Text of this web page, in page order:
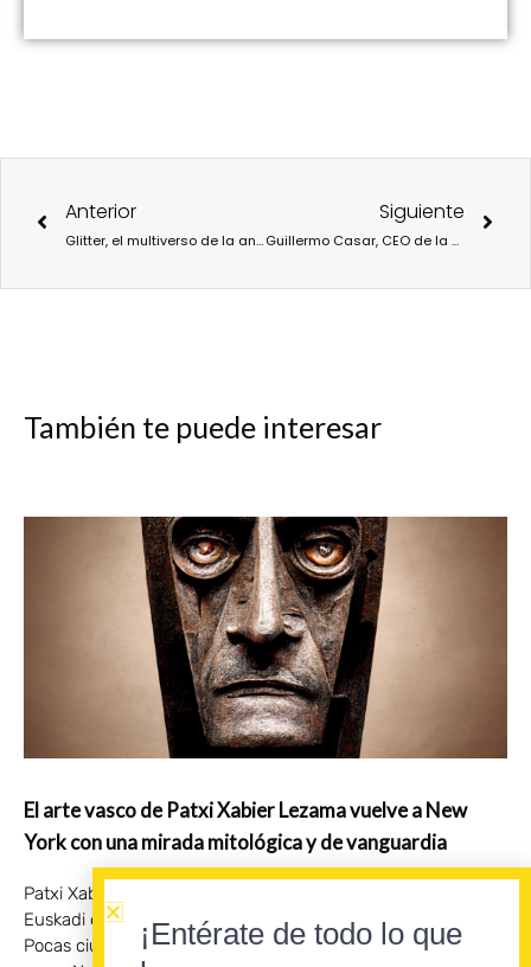
Anterior
Glitter, el multiverso de la androginia. Por Diego Vitaller.
Siguiente
Guillermo Casar, CEO de la marca de gafas TIWI, comparte vivencias en la Columna de Moda de Helena Ramírez Alarcón.
También te puede interesar
El arte vasco de Patxi Xabier Lezama vuelve a New
York con una mirada mitológica y de vanguardia
Patxi Xabier Lezama sitúa la mitología y la memoria de
Euskadi en el circuito internacional del arte contemporáneo.
Pocas ciudades condensan el pulso del arte contemporáneo
¡Entérate de todo lo que